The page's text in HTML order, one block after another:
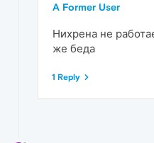
A Former User
Нихрена не
же беда
1 Reply